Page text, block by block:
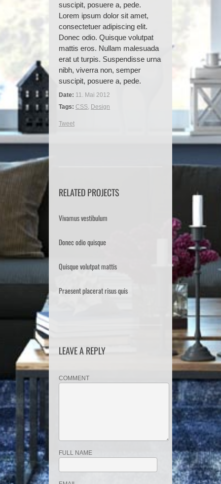
suscipit, posuere a, pede.
Lorem ipsum dolor sit amet,
consectetuer adipiscing elit.
Donec odio. Quisque volutpat
mattis eros. Nullam malesuada
erat ut turpis. Suspendisse urna
nibh, viverra non, semper
suscipit, posuere a, pede.
Date: 11. Mai 2012
Tags: CSS, Design
Tweet
RELATED PROJECTS
Vivamus vestibulum
Donec odio quisque
Quisque volutpat mattis
Praesent placerat risus quis
LEAVE A REPLY
COMMENT
FULL NAME